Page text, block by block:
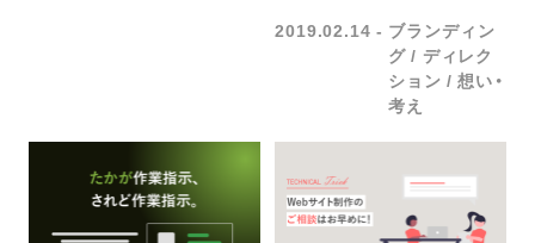
2019.02.14
ブランディン
グ
ディレク
ション
想い・
考え